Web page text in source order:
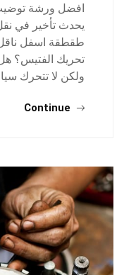
افضل ورشة
يحدث تأخير في
طقطقة اسفل ناقل
ولكن لا تتحرك
Continue